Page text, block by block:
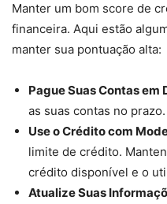
Manter um bom score de
financeira. Aqui estão
manter sua pontuação alta:
Pague Suas Contas em
as suas contas no prazo.
Use o Crédito com
limite de crédito.
crédito disponível e o
Atualize Suas